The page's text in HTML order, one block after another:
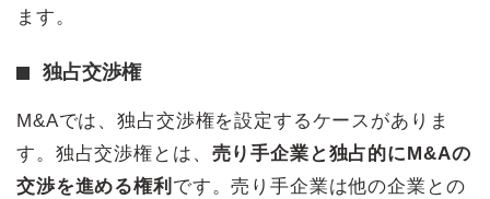
ます。
独占交渉権
M&Aでは、独占交渉権を設定するケースがありま
す。独占交渉権とは、 売り手企業と独占的にM&Aの
交渉を進める権利 です。売り手企業は他の企業との